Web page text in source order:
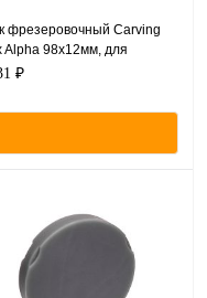
фрезеровочный Carving
Alpha 98х12мм, для
системы - CAM/CAM
₽